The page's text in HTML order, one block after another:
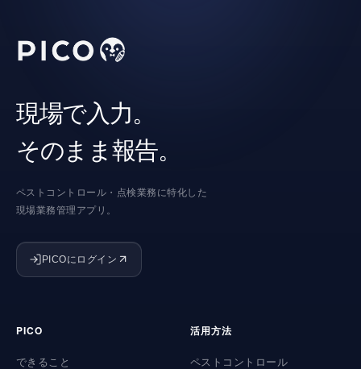
現場で入力。
そのまま報告。
ペストコントロール・点検業務に特化した
現場業務管理アプリ。
PICOにログイン
PICO
できること
活用方法
ペストコントロール